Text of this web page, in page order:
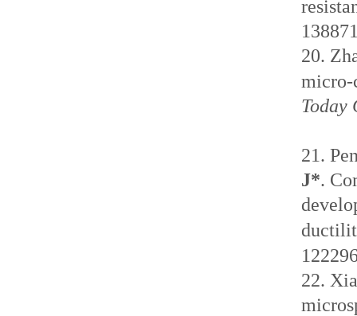
20.
micro-
Today
21.
J*.
12
22.